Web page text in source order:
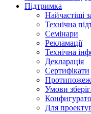
Підтримка
Найчастіші
Технічна
Семінари
Рекламації
Технічна
Декларація
Сертифікати
Умови
Для